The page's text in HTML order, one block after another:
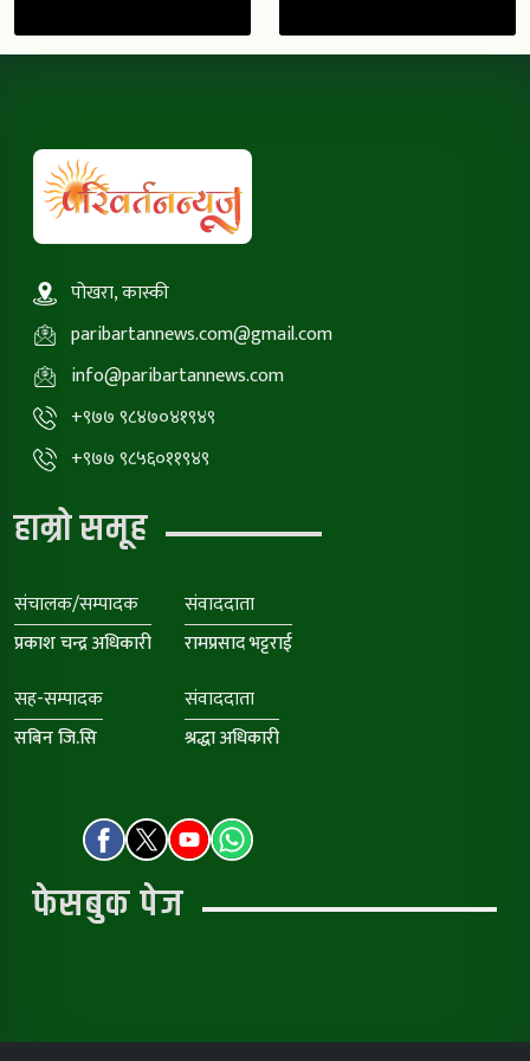
पोखरा, कास्की
paribartannews.com@gmail.com
info@paribartannews.com
+९७७ ९८४७०४१९४९
+९७७ ९८५६०११९४९
हाम्रो समूह
संचालक/सम्पादक
प्रकाश चन्द्र अधिकारी
संवाददाता
रामप्रसाद भट्टराई
सह-सम्पादक
सबिन जि.सि
संवाददाता
श्रद्धा अधिकारी
फेसबुक पेज